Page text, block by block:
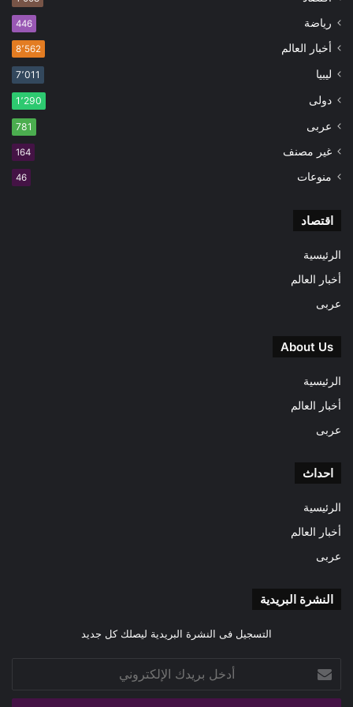
رياضة 446
أخبار العالم 8٬562
ليبيا 7٬011
دولى 1٬290
عربى 781
غير مصنف 164
منوعات 46
اقتصاد
الرئيسية
أخبار العالم
عربى
About Us
الرئيسية
أخبار العالم
عربى
احداث
الرئيسية
أخبار العالم
عربى
النشرة البريدية
التسجيل فى النشرة البريدية ليصلك كل جديد
بريدك
الإلكتروني